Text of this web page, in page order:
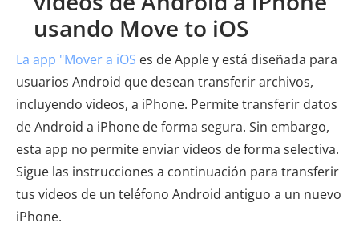
usando Move to iOS
La app "Mover a iOS es de Apple y está diseñada para
usuarios Android que desean transferir archivos,
incluyendo videos, a iPhone. Permite transferir datos
de Android a iPhone de forma segura. Sin embargo,
esta app no permite enviar videos de forma selectiva.
Sigue las instrucciones a continuación para transferir
tus videos de un teléfono Android antiguo a un nuevo
iPhone.